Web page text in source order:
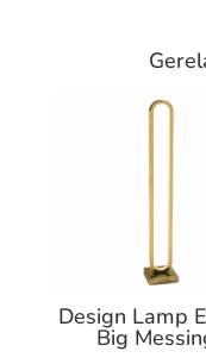
Design Lamp
Big